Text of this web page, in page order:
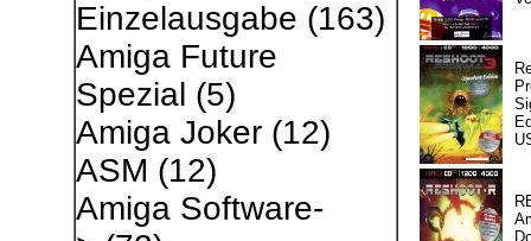
Einzelausgabe (163)
Amiga Future
Spezial (5)
Amiga Joker (12)
ASM (12)
Amiga Software-